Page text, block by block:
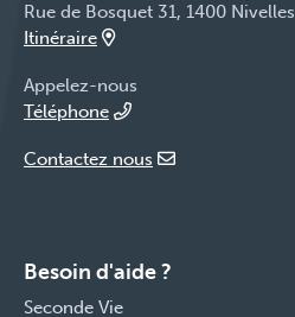
Rue de Bosquet 31, 1400 Nivelles
Itinéraire
Appelez-nous
Téléphone
Contactez nous
Besoin d'aide ?
Seconde Vie